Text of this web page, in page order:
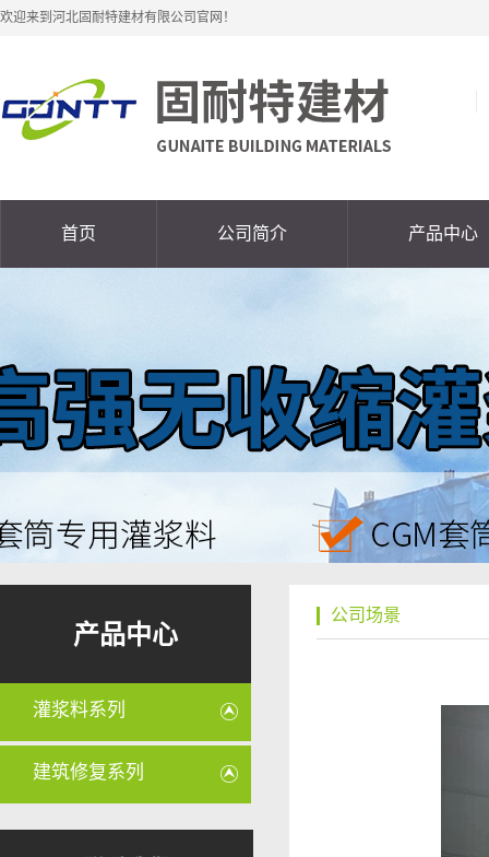
欢迎来到河北固耐特建材有限公司官网！
首页 公司简介 产品中心
产品中心
灌浆料系列
建筑修复系列
公司场景